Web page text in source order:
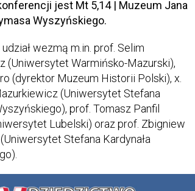
jest Mt 5,14 | Muzeum Jana
Wyszyńskiego.
wezmą m.in. prof. Selim
(Uniwersytet Warmińsko-Mazurski),
(dyrektor Muzeum Historii Polski), x.
(Uniwersytet Stefana
prof. Tomasz Panfil
Lubelski) oraz prof. Zbigniew
Stefana Kardynała